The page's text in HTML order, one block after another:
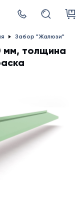
Забор "Жалюзи"
мм, толщина